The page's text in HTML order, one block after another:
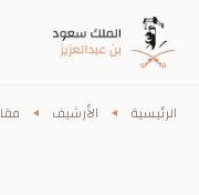
الرئيسية الأرشيف